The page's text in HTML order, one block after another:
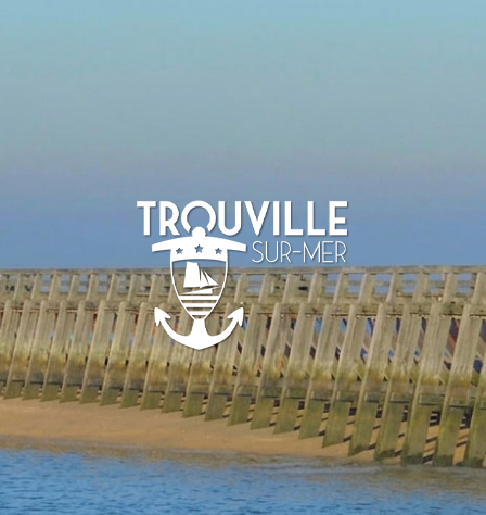
TROUVILLE-
SUR-MER